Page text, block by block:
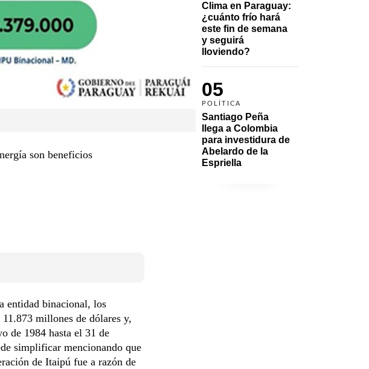
Clima en Paraguay:
¿cuánto frío hará
este fin de semana
y seguirá
lloviendo?
05
POLÍTICA
Santiago Peña
llega a Colombia
para investidura de
Abelardo de la
Espriella
son beneficios
entidad binacional, los
millones de dólares y,
de 1984 hasta el 31 de
simplificar mencionando que
de Itaipú fue a razón de